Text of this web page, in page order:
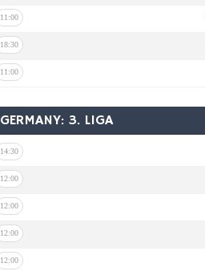
11:00
18:30
11:00
GERMANY: 3. LIGA
14:30
12:00
12:00
12:00
12:00